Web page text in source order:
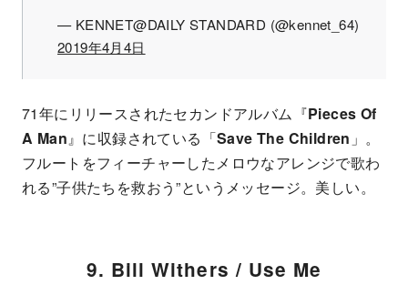
— KENNET@DAILY STANDARD (@kennet_64)
2019年4月4日
71年にリリースされたセカンドアルバム『Pieces Of
A Man』に収録されている「Save The Children 」。
フルートをフィーチャーしたメロウなアレンジで歌わ
れる”子供たちを救おう”というメッセージ。美しい。
9. Bill Withers / Use Me